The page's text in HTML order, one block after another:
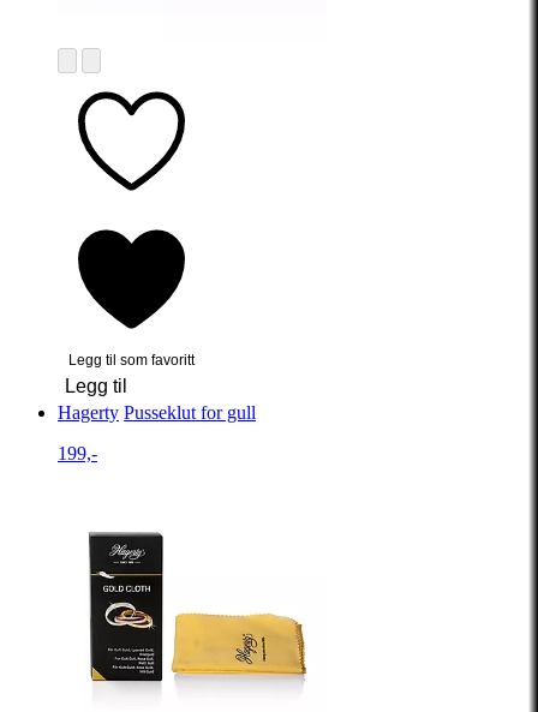
Legg til som favoritt
Legg til
Hagerty Pusseklut for gull
199,-